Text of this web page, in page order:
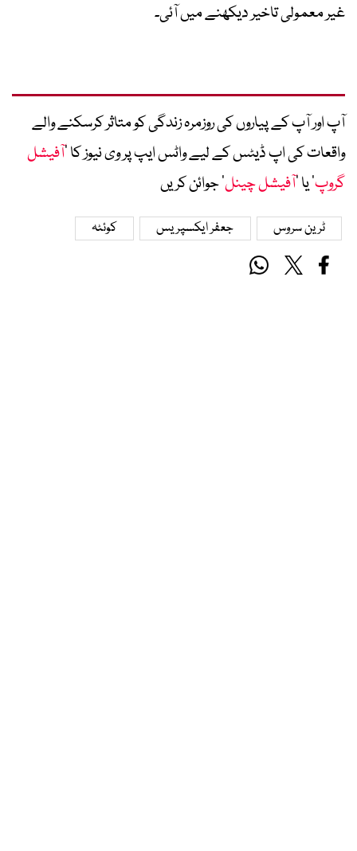
غیر معمولی تاخیر دیکھنے میں آئی۔
آپ اور آپ کے پیاروں کی روزمرہ زندگی کو متاثر کرسکنے والے
واقعات کی اپ ڈیٹس کے لیے واٹس ایپ پر وی نیوز کا ’آفیشل
گروپ‘ یا ’آفیشل چینل‘ جوائن کریں
ٹرین سروس جعفر ایکسپریس کوئٹہ